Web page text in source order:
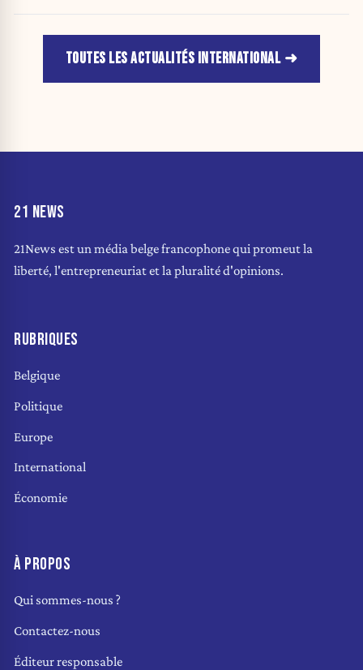
TOUTES LES ACTUALITÉS INTERNATIONAL
21 NEWS
21News est un média belge francophone qui promeut la
liberté, l'entrepreneuriat et la pluralité d'opinions.
RUBRIQUES
Belgique
Politique
Europe
International
Économie
À PROPOS
Qui sommes-nous ?
Contactez-nous
Éditeur responsable